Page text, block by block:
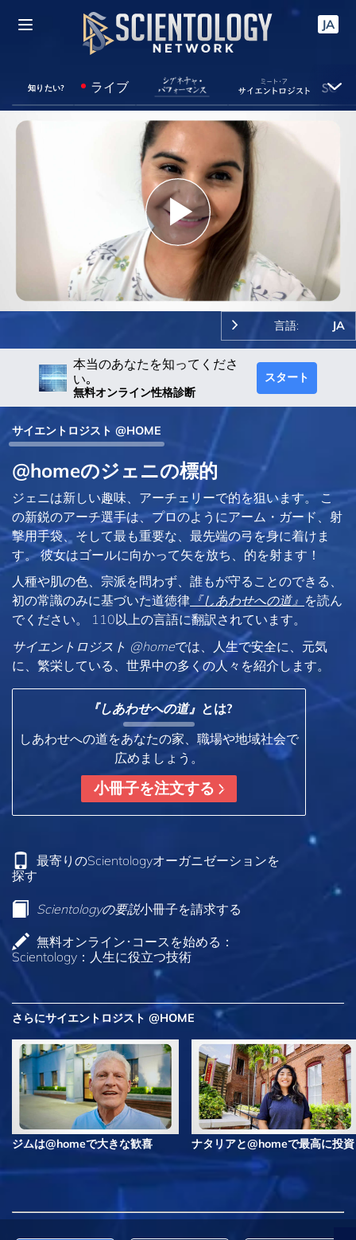
JA
知りたい? ライブ
Play
Video
言語: JA
本当のあなたを知ってくださ
い｡
無料オンライン性格診断
スタート
サイエントロジスト @HOME
@homeのジェニの標的
ジェニは新しい趣味、アーチェリーで的を狙います。 こ
の新鋭のアーチ選手は、プロのようにアーム・ガード、射
撃用手袋、そして最も重要な、最先端の弓を身に着けま
す。 彼女はゴールに向かって矢を放ち、的を射ます！
人種や肌の色、宗派を問わず、誰もが守ることのできる、
初の常識のみに基づいた道徳律 『しあわせへの道』 を読ん
でください。 110以上の言語に翻訳されています。
サイエントロジスト @homeでは、人生で安全に、元気
に、繁栄している、世界中の多くの人々を紹介します。
『しあわせへの道』 とは?
しあわせへの道をあなたの家、職場や地域社会で
広めましょう。
小冊子を注文する
最寄りのScientologyオーガニゼーションを
探す
Scientologyの要説小冊子を請求する
無料オンライン･コースを始める：
Scientology：人生に役立つ技術
さらにサイエントロジスト @HOME
ジムは@homeで大きな歓喜 ナタリアと@homeで最高に投資